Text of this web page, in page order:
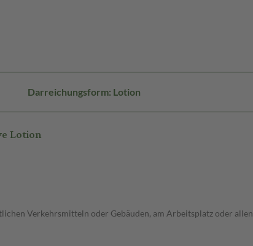
Darreichungsform: Lotion
Lotion
Verkehrsmitteln oder Gebäuden, am Arbeitsplatz oder